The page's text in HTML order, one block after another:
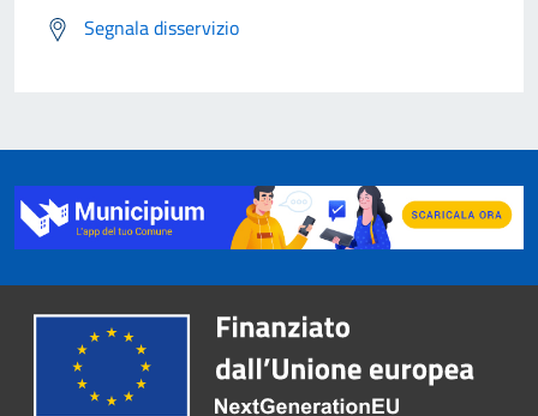
Segnala disservizio